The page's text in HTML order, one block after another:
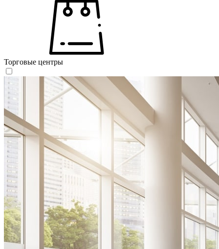
Торговые центры